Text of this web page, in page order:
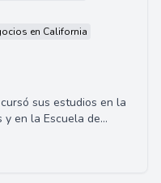
en California
sus estudios en la
y en la Escuela de